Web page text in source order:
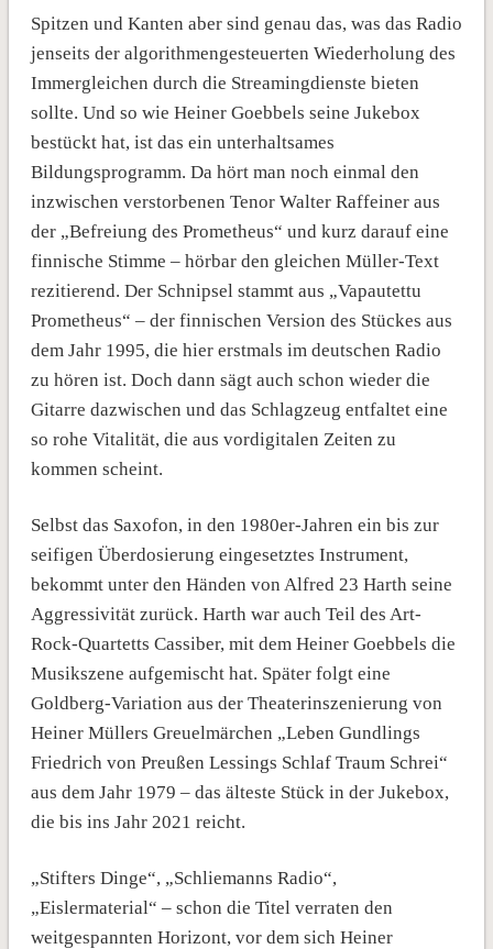
Spitzen und Kanten aber sind genau das, was das Radio
jenseits der algorithmengesteuerten Wiederholung des
Immergleichen durch die Streamingdienste bieten
sollte. Und so wie Heiner Goebbels seine Jukebox
bestückt hat, ist das ein unterhaltsames
Bildungsprogramm. Da hört man noch einmal den
inzwischen verstorbenen Tenor Walter Raffeiner aus
der „Befreiung des Prometheus“ und kurz darauf eine
finnische Stimme – hörbar den gleichen Müller-Text
rezitierend. Der Schnipsel stammt aus „Vapautettu
Prometheus“ – der finnischen Version des Stückes aus
dem Jahr 1995, die hier erstmals im deutschen Radio
zu hören ist. Doch dann sägt auch schon wieder die
Gitarre dazwischen und das Schlagzeug entfaltet eine
so rohe Vitalität, die aus vordigitalen Zeiten zu
kommen scheint.
Selbst das Saxofon, in den 1980er-Jahren ein bis zur
seifigen Überdosierung eingesetztes Instrument,
bekommt unter den Händen von Alfred 23 Harth seine
Aggressivität zurück. Harth war auch Teil des Art-
Rock-Quartetts Cassiber, mit dem Heiner Goebbels die
Musikszene aufgemischt hat. Später folgt eine
Goldberg-Variation aus der Theaterinszenierung von
Heiner Müllers Greuelmärchen „Leben Gundlings
Friedrich von Preußen Lessings Schlaf Traum Schrei“
aus dem Jahr 1979 – das älteste Stück in der Jukebox,
die bis ins Jahr 2021 reicht.
„Stifters Dinge“, „Schliemanns Radio“,
„Eislermaterial“ – schon die Titel verraten den
weitgespannten Horizont, vor dem sich Heiner